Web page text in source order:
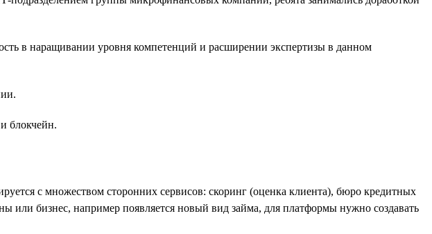
в наращивании уровня компетенций и расширении экспертизы в данном
блокчейн.
с множеством сторонних сервисов: скоринг (оценка клиента), бюро кредитных
бизнес, например появляется новый вид займа, для платформы нужно создавать